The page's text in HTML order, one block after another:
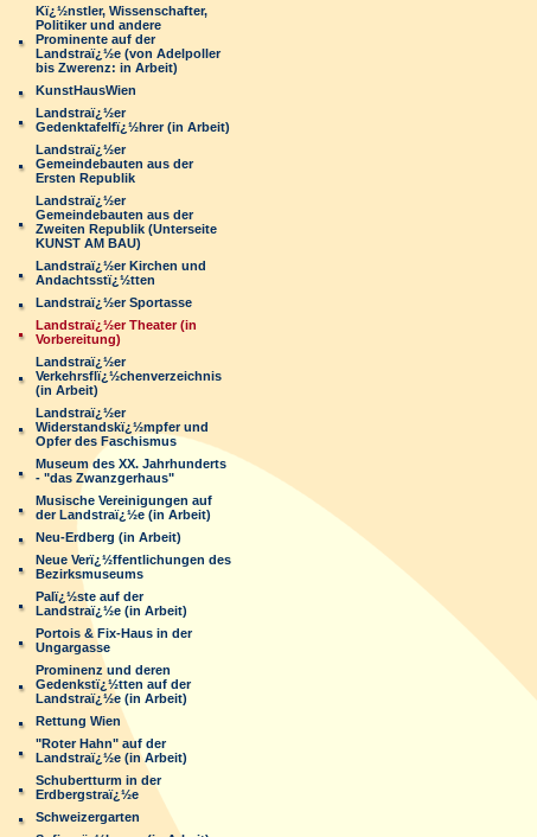
Kï¿½nstler, Wissenschafter,
Politiker und andere
Prominente auf der
Landstraï¿½e (von Adelpoller
bis Zwerenz: in Arbeit)
KunstHausWien
Landstraï¿½er
Gedenktafelfï¿½hrer (in Arbeit)
Landstraï¿½er
Gemeindebauten aus der
Ersten Republik
Landstraï¿½er
Gemeindebauten aus der
Zweiten Republik (Unterseite
KUNST AM BAU)
Landstraï¿½er Kirchen und
Andachtsstï¿½tten
Landstraï¿½er Sportasse
Landstraï¿½er Theater (in
Vorbereitung)
Landstraï¿½er
Verkehrsflï¿½chenverzeichnis
(in Arbeit)
Landstraï¿½er
Widerstandskï¿½mpfer und
Opfer des Faschismus
Museum des XX. Jahrhunderts
- "das Zwanzgerhaus"
Musische Vereinigungen auf
der Landstraï¿½e (in Arbeit)
Neu-Erdberg (in Arbeit)
Neue Verï¿½ffentlichungen des
Bezirksmuseums
Palï¿½ste auf der
Landstraï¿½e (in Arbeit)
Portois & Fix-Haus in der
Ungargasse
Prominenz und deren
Gedenkstï¿½tten auf der
Landstraï¿½e (in Arbeit)
Rettung Wien
"Roter Hahn" auf der
Landstraï¿½e (in Arbeit)
Schubertturm in der
Erdbergstraï¿½e
Schweizergarten